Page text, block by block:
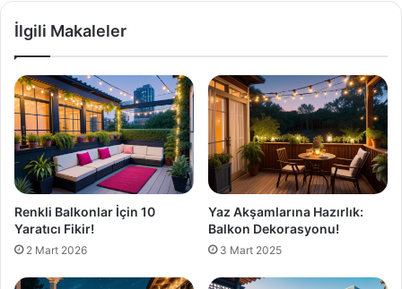
İlgili Makaleler
Renkli Balkonlar İçin 10
Yaratıcı Fikir!
2 Mart 2026
Yaz Akşamlarına Hazırlık:
Balkon Dekorasyonu!
3 Mart 2025